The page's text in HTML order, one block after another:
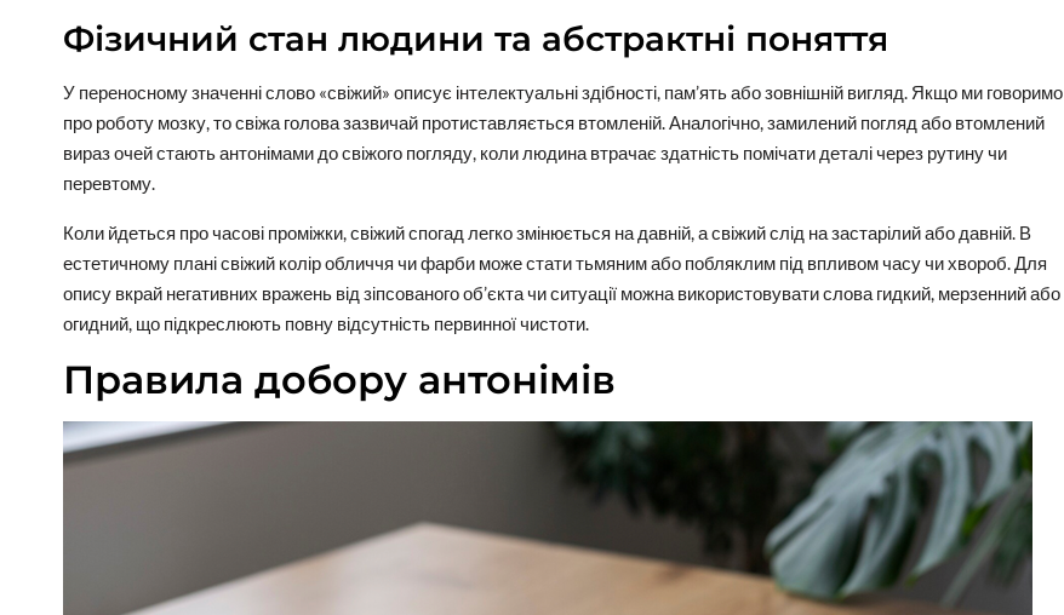
Фізичний стан людини та абстрактні поняття
У переносному значенні слово «свіжий» описує інтелектуальні здібності, пам’ять або зовнішній вигляд. Якщо ми говоримо
про роботу мозку, то свіжа голова зазвичай протиставляється втомленій. Аналогічно, замилений погляд або втомлений
вираз очей стають антонімами до свіжого погляду, коли людина втрачає здатність помічати деталі через рутину чи
перевтому.
Коли йдеться про часові проміжки, свіжий спогад легко змінюється на давній, а свіжий слід на застарілий або давній. В
естетичному плані свіжий колір обличчя чи фарби може стати тьмяним або побляклим під впливом часу чи хвороб. Для
опису вкрай негативних вражень від зіпсованого об’єкта чи ситуації можна використовувати слова гидкий, мерзенний або
огидний, що підкреслюють повну відсутність первинної чистоти.
Правила добору антонімів